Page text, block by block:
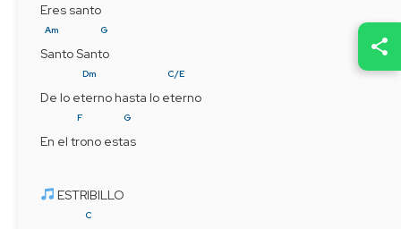
Eres santo
Am G
Santo Santo
Dm C/E
De lo eterno hasta lo eterno
F G
En el trono estas
ESTRIBILLO
C